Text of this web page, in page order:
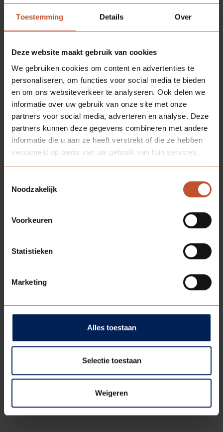
Toestemming Details Over
Deze website maakt gebruik van cookies
We gebruiken cookies om content en advertenties te
personaliseren, om functies voor social media te bieden
en om ons websiteverkeer te analyseren. Ook delen we
informatie over uw gebruik van onze site met onze
partners voor social media, adverteren en analyse. Deze
partners kunnen deze gegevens combineren met andere
informatie die u aan ze heeft verstrekt of die ze hebben
verzameld op basis van uw gebruik van hun services.
Noodzakelijk
Voorkeuren
Statistieken
Marketing
Alles toestaan
Selectie toestaan
Weigeren
BESCHIKBAREKLEUREN
Kristalwit (RAL 9010*)
* Let op: genoemde NCS/RAL kleuren zijn bij
benadering. Door unieke oppervlakte structuur en/of
speciale matgradaties is het benoemen van een exact
kleurnummer niet mogelijk. Voor een
waarheidsgetrouwe weergave is bemonstering op
aanvraag verkrijgbaar.
COMBINEER VERDI RL FLEX OPDEK
MET
VERDILINE 642
Bekijk product